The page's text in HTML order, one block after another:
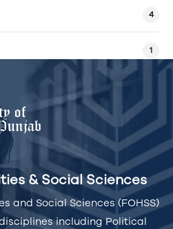
4
1
& Social Sciences
and Social Sciences (FOHSS)
including Political